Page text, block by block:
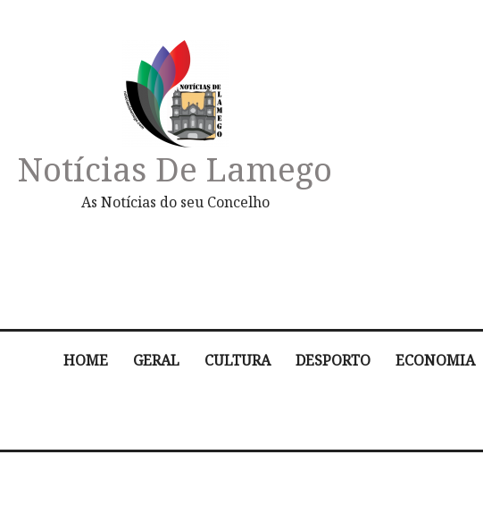
Notícias De Lamego
As Notícias do seu Concelho
HOME GERAL CULTURA DESPORTO ECONOMIA